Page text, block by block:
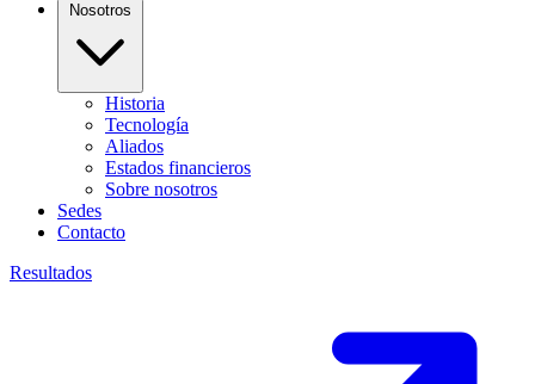
Historia
Tecnología
Aliados
Estados financieros
Sobre nosotros
Sedes
Contacto
Resultados